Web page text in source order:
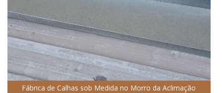
Fábrica de Calhas sob Medida no Morro da Aclimação